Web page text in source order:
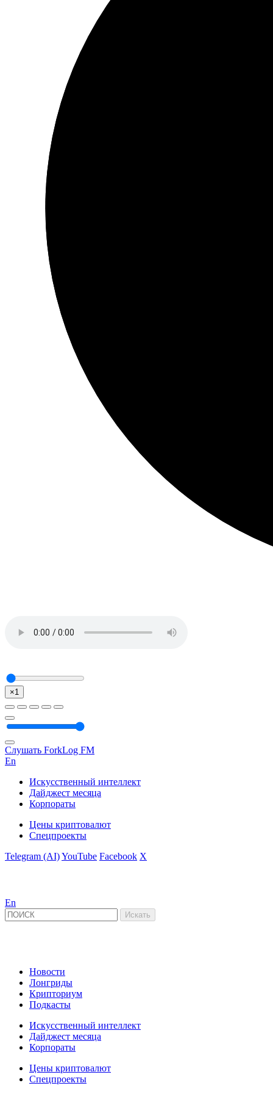
×1
Слушать ForkLog FM
En
Искусственный интеллект
Дайджест месяца
Корпораты
Цены криптовалют
Спецпроекты
Telegram (AI)YouTube Facebook X
En
Новости
Лонгриды
Крипториум
Подкасты
Искусственный интеллект
Дайджест месяца
Корпораты
Цены криптовалют
Спецпроекты